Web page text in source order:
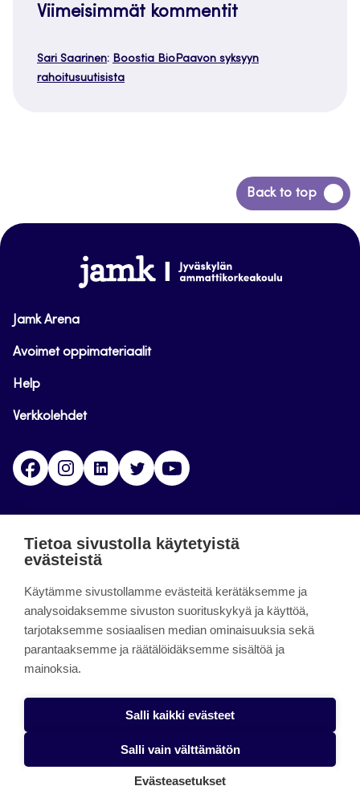
Viimeisimmät kommentit
Sari Saarinen: Boostia BioPaavon syksyyn
rahoitusuutisista
Back to top
Siirry
takaisin
www.jamk.fi
Jamk Arena
Avoimet oppimateriaalit
Help
Verkkolehdet
FacebookInstagramLinkedinTwitter
päättynyt 11.9.2023.
About the site
Käyttöehdot
Alasottoilmoitus
Tietoa sivustolla käytetyistä
evästeistä
Käytämme sivustollamme evästeitä kerätäksemme ja
analysoidaksemme sivuston suorituskykyä ja käyttöä,
tarjotaksemme sosiaalisen median ominaisuuksia sekä
parantaaksemme ja räätälöidäksemme sisältöä ja
mainoksia.
Salli kaikki evästeet
Salli vain välttämätön
Evästeasetukset